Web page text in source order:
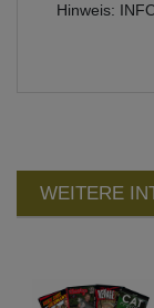
Hinweis:
WEITERE